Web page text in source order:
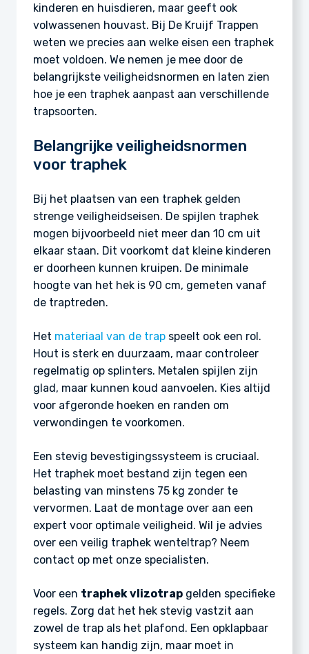
kinderen en huisdieren, maar geeft ook
volwassenen houvast. Bij De Kruijf Trappen
weten we precies aan welke eisen een traphek
moet voldoen. We nemen je mee door de
belangrijkste veiligheidsnormen en laten zien
hoe je een traphek aanpast aan verschillende
trapsoorten.
Belangrijke veiligheidsnormen
voor traphek
Bij het plaatsen van een traphek gelden
strenge veiligheidseisen. De spijlen traphek
mogen bijvoorbeeld niet meer dan 10 cm uit
elkaar staan. Dit voorkomt dat kleine kinderen
er doorheen kunnen kruipen. De minimale
hoogte van het hek is 90 cm, gemeten vanaf
de traptreden.
Het materiaal van de trap speelt ook een rol.
Hout is sterk en duurzaam, maar controleer
regelmatig op splinters. Metalen spijlen zijn
glad, maar kunnen koud aanvoelen. Kies altijd
voor afgeronde hoeken en randen om
verwondingen te voorkomen.
Een stevig bevestigingssysteem is cruciaal.
Het traphek moet bestand zijn tegen een
belasting van minstens 75 kg zonder te
vervormen. Laat de montage over aan een
expert voor optimale veiligheid. Wil je advies
over een veilig traphek wenteltrap? Neem
contact op met onze specialisten.
Voor een traphek vlizotrap gelden specifieke
regels. Zorg dat het hek stevig vastzit aan
zowel de trap als het plafond. Een opklapbaar
systeem kan handig zijn, maar moet in